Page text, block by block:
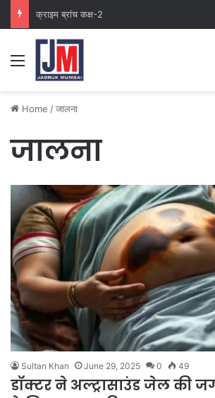
क्राइम ब्रांच कक्ष-2
Home /जालना
जालना
Sultan Khan June 29, 2025 0 49
डॉक्टर ने अल्ट्रासाउंड जेल की